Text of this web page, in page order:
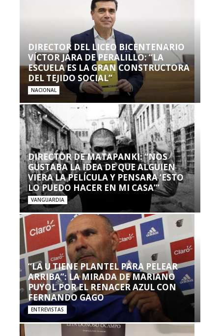
DIRECTOR DEL LICEO BICENTENARIO
VÍCTOR JARA DE PERALILLO: “LA
ESCUELA ES LA GRAN CONSTRUCTORA
DEL TEJIDO SOCIAL”
NACIONAL
DIRECTOR DE MATAPANKI: “NOS
GUSTABA LA IDEA DE QUE ALGUIEN
VIERA LA PELÍCULA Y PENSARA ‘ESTO
LO PUEDO HACER EN MI CASA’”
VANGUARDIA
“LA U TIENE PLANTEL PARA PELEAR
ARRIBA”: LA MIRADA DE MARIANO
PUYOL POR EL RENACER AZUL CON
FERNANDO GAGO
ENTREVISTAS